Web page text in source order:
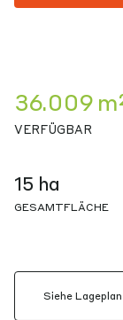
36.009
VERFÜGBAR
15 ha
GESAMTFLÄCHE
Siehe Lageplan